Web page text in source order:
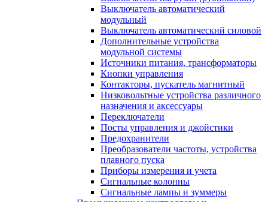
Выключатель автоматический
модульный
Выключатель автоматический силовой
Дополнительные устройства
модульной системы
Источники питания, трансформаторы
Кнопки управления
Контакторы, пускатель магнитный
Низковольтные устройства различного
назначения и аксессуары
Переключатели
Посты управления и джойстики
Предохранители
Преобразователи частоты, устройства
плавного пуска
Приборы измерения и учета
Сигнальные колонны
Сигнальные лампы и зуммеры